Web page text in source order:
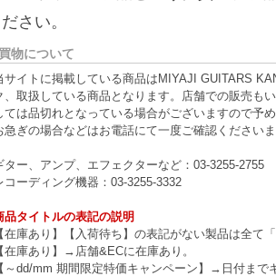
さい。
物について
サイトに掲載している商品はMIYAJI GUITARS
、取扱している商品となります。店舗での販売も
ては品切れとなっている場合がございますので予め
急ぎの場合などはお電話にて一度ご確認ください
ター、アンプ、エフェクターなど：03-3255-2755
コーディング機器：03-3255-3332
品タイトルの表記の説明
在庫あり】【入荷待ち】の表記がない製品は全て
在庫あり】→店舗&ECに在庫あり。
～dd/mm 期間限定特価キャンペーン】→日付まで